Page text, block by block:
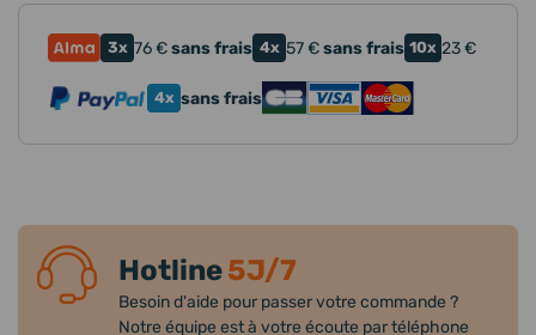
3x 76€sans frais 4x 57€sans frais 10x 23€
4x sans frais
Hotline5J/7
Besoin d'aide pour passer votre commande ?
Notre équipe est à votre écoute par téléphone